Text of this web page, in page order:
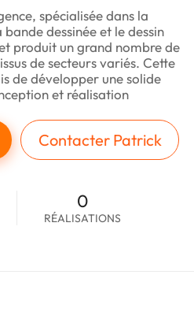
spécialisée dans la
dessinée et le dessin
produit un grand nombre de
de secteurs variés. Cette
de développer une solide
et réalisation
Contacter Patrick
0
RÉALISATIONS